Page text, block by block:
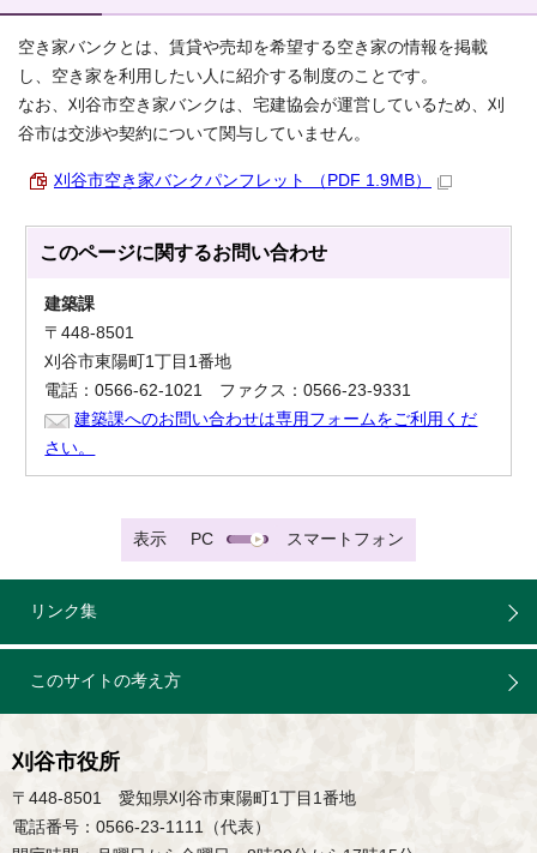
空き家バンクとは、賃貸や売却を希望する空き家の情報を掲載
し、空き家を利用したい人に紹介する制度のことです。
なお、刈谷市空き家バンクは、宅建協会が運営しているため、刈
谷市は交渉や契約について関与していません。
刈谷市空き家バンクパンフレット （PDF 1.9MB）
このページに関するお問い合わせ
建築課
〒448-8501
刈谷市東陽町1丁目1番地
電話：0566-62-1021 ファクス：0566-23-9331
建築課へのお問い合わせは専用フォームをご利用くだ
さい。
表示 PC スマートフォン
リンク集
このサイトの考え方
刈谷市役所
〒448-8501 愛知県刈谷市東陽町1丁目1番地
電話番号：0566-23-1111（代表）